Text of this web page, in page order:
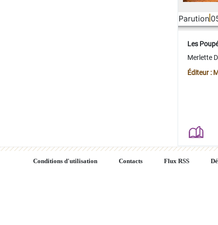
Parution
Les
Merlette
Éditeur :
Conditions d'utilisation Contacts Flux RSS